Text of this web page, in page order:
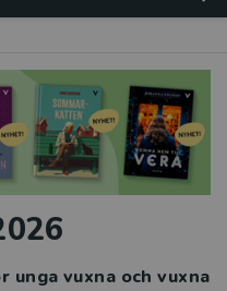
vuxna och vuxna